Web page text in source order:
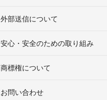
外部送信について
安心・安全のための取り組み
商標権について
お問い合わせ